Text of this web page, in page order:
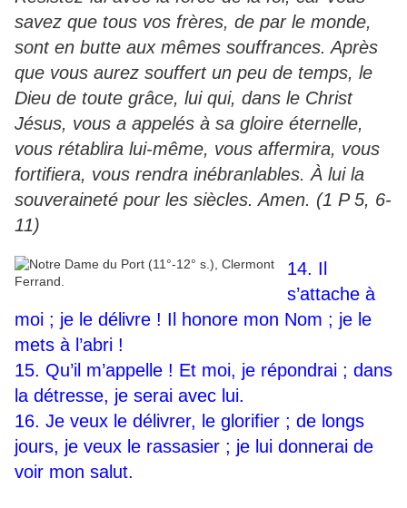
savez que tous vos frères, de par le monde,
sont en butte aux mêmes souffrances. Après
que vous aurez souffert un peu de temps, le
Dieu de toute grâce, lui qui, dans le Christ
Jésus, vous a appelés à sa gloire éternelle,
vous rétablira lui-même, vous affermira, vous
fortifiera, vous rendra inébranlables. À lui la
souveraineté pour les siècles. Amen. (1 P 5, 6-
11)
14. Il
s’attache à
moi ; je le délivre ! Il honore mon Nom ; je le
mets à l’abri !
15. Qu’il m’appelle ! Et moi, je répondrai ; dans
la détresse, je serai avec lui.
16. Je veux le délivrer, le glorifier ; de longs
jours, je veux le rassasier ; je lui donnerai de
voir mon salut.